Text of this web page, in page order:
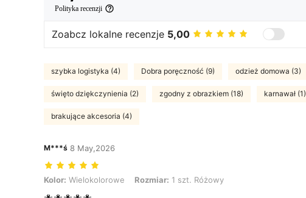
Polityka recenzji
Zoabcz lokalne recenzje 5,00
szybka logistyka (4) Dobra poręczność (9) odzież domowa (3)
święto dziękczynienia (2) zgodny z obrazkiem (18) karnawał (1)
brakujące akcesoria (4)
M***ś 8 May,2026
Kolor: Wielokolorowe, Rozmiar: 1 szt. Różowy
Kolor: Wielokolorowe Rozmiar: 1 szt. Różowy